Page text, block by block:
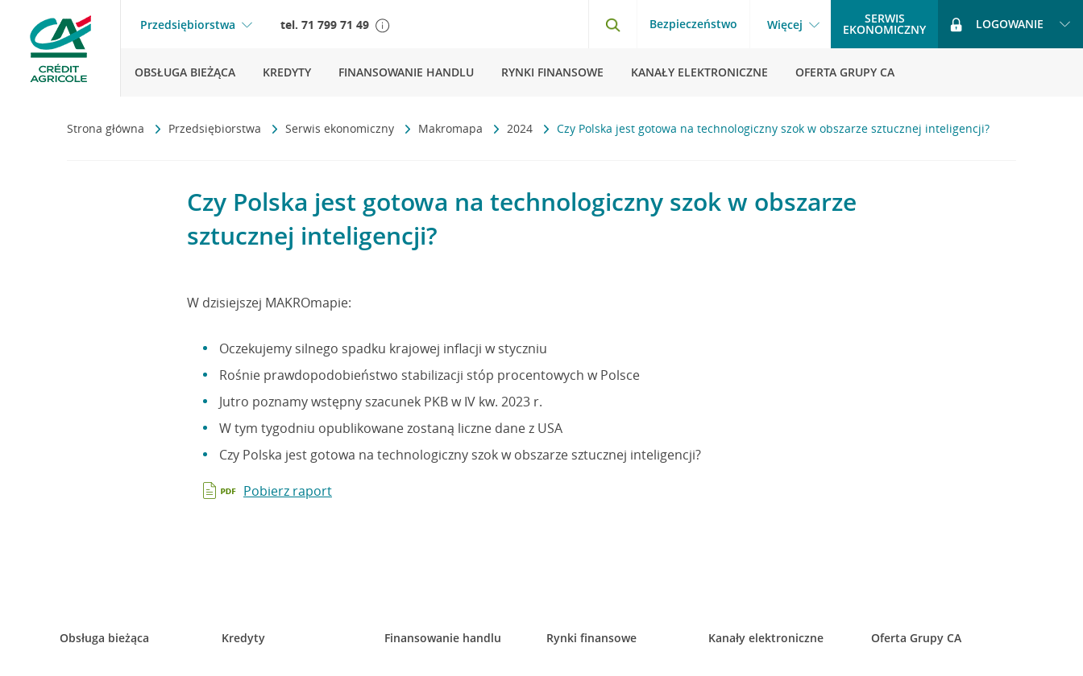
Przedsiębiorstwa tel. 71 799 71 49 Bezpieczeństwo Więcej SERWIS
EKONOMICZNY LOGOWANIE
OBSŁUGA BIEŻĄCA KREDYTY FINANSOWANIE HANDLU RYNKI FINANSOWE KANAŁY ELEKTRONICZNE OFERTA GRUPY CA
Strona główna Przedsiębiorstwa Serwis ekonomiczny Makromapa 2024 Czy Polska jest gotowa na technologiczny szok w obszarze sztucznej inteligencji?
Czy Polska jest gotowa na technologiczny szok w obszarze
sztucznej inteligencji?
W dzisiejszej MAKROmapie:
Oczekujemy silnego spadku krajowej inflacji w styczniu
Rośnie prawdopodobieństwo stabilizacji stóp procentowych w Polsce
Jutro poznamy wstępny szacunek PKB w IV kw. 2023 r.
W tym tygodniu opublikowane zostaną liczne dane z USA
Czy Polska jest gotowa na technologiczny szok w obszarze sztucznej inteligencji?
Pobierz raport
Obsługa bieżąca Kredyty Finansowanie handlu Rynki finansowe Kanały elektroniczne Oferta Grupy CA